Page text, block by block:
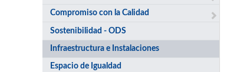
Compromiso con la Calidad
Sostenibilidad - ODS
Infraestructura e Instalaciones
Espacio de Igualdad